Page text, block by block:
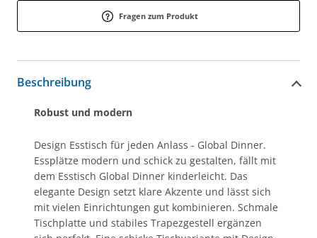
Fragen zum Produkt
Beschreibung
Robust und modern
Design Esstisch für jeden Anlass - Global Dinner.
Essplätze modern und schick zu gestalten, fällt mit
dem Esstisch Global Dinner kinderleicht. Das
elegante Design setzt klare Akzente und lässt sich
mit vielen Einrichtungen gut kombinieren. Schmale
Tischplatte und stabiles Trapezgestell ergänzen